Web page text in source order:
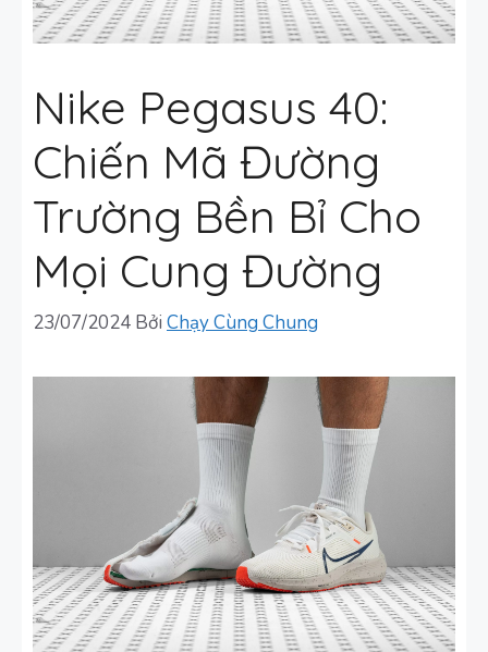
Nike Pegasus 40:
Chiến Mã Đường
Trường Bền Bỉ Cho
Mọi Cung Đường
23/07/2024 Bởi Chạy Cùng Chung